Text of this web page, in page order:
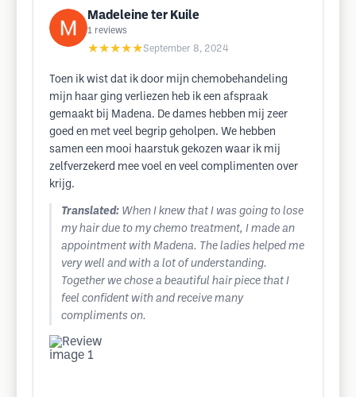
Madeleine ter Kuile
1 reviews
★★★★★September 8, 2024
Toen ik wist dat ik door mijn chemobehandeling
mijn haar ging verliezen heb ik een afspraak
gemaakt bij Madena. De dames hebben mij zeer
goed en met veel begrip geholpen. We hebben
samen een mooi haarstuk gekozen waar ik mij
zelfverzekerd mee voel en veel complimenten over
krijg.
Translated: When I knew that I was going to lose
my hair due to my chemo treatment, I made an
appointment with Madena. The ladies helped me
very well and with a lot of understanding.
Together we chose a beautiful hair piece that I
feel confident with and receive many
compliments on.